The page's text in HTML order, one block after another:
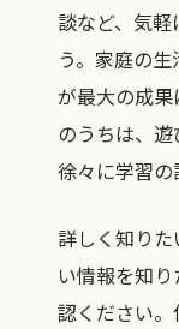
談など、気
う。家庭の
が最大の成
のうちは、遊
徐々に学習の
詳しく知り
い情報を知り
認ください